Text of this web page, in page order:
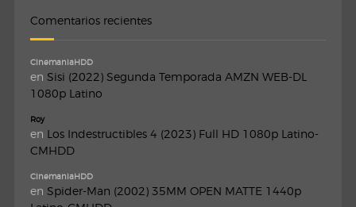
Comentarios recientes
CinemaniaHDD
en Sisi (2022) Segunda Temporada AMZN WEB-DL
1080p Latino
Roy
en Los Indestructibles 4 (2023) Full HD 1080p Latino-
CMHDD
CinemaniaHDD
en Spider-Man (2002) 35MM OPEN MATTE 1440p